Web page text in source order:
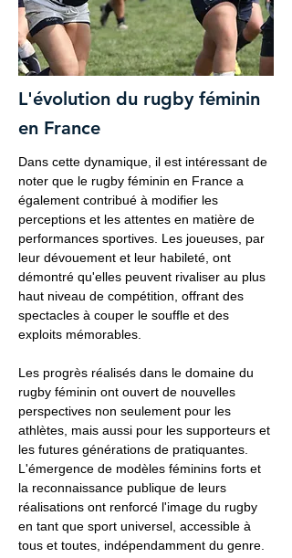
L'évolution du rugby féminin
en France
Dans cette dynamique, il est intéressant de
noter que le rugby féminin en France a
également contribué à modifier les
perceptions et les attentes en matière de
performances sportives. Les joueuses, par
leur dévouement et leur habileté, ont
démontré qu'elles peuvent rivaliser au plus
haut niveau de compétition, offrant des
spectacles à couper le souffle et des
exploits mémorables.
Les progrès réalisés dans le domaine du
rugby féminin ont ouvert de nouvelles
perspectives non seulement pour les
athlètes, mais aussi pour les supporteurs et
les futures générations de pratiquantes.
L'émergence de modèles féminins forts et
la reconnaissance publique de leurs
réalisations ont renforcé l'image du rugby
en tant que sport universel, accessible à
tous et toutes, indépendamment du genre.